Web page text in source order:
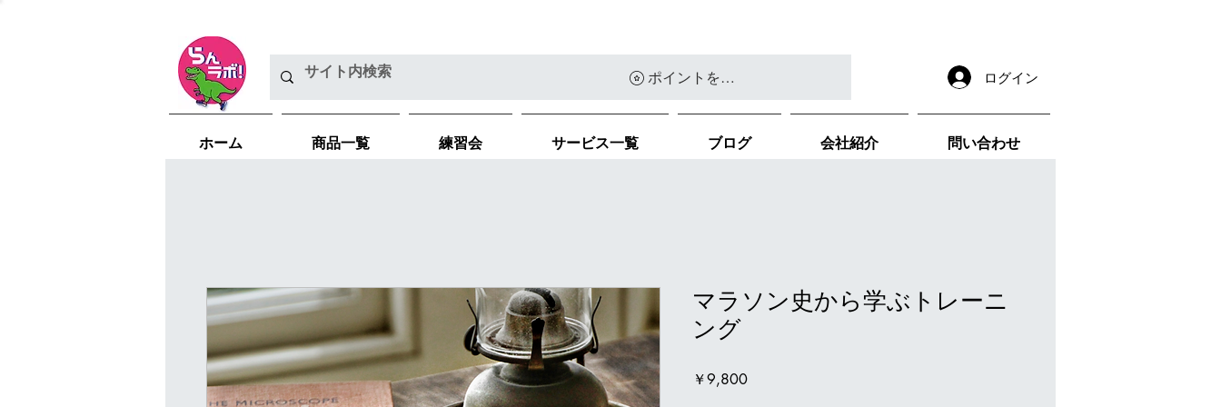
ポイントを表示 ログイン
ホーム 商品一覧 練習会 サービス一覧 ブログ 会社紹介 問い合わせ
マラソン史から学ぶトレーニ
ング
￥9,800価